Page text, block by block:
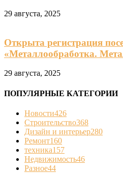
29 августа, 2025
Открыта регистрация
«Металлообработка.
29 августа, 2025
ПОПУЛЯРНЫЕ КАТЕГОРИИ
Новости426
Строительство368
Дизайн и интерьер280
Ремонт160
техника157
Недвижимость46
Разное44